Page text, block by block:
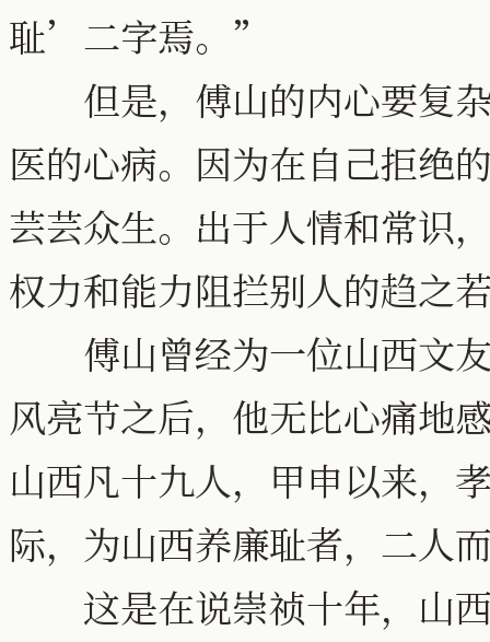
耻’二字焉。”
但是，傅山的内心要复杂
医的心病。因为在自己拒绝
芸芸众生。出于人情和常识
权力和能力阻拦别人的趋之
傅山曾经为一位山西文友
风亮节之后，他无比心痛地
山西凡十九人，甲申以来，
际，为山西养廉耻者，二人
这是在说崇祯十年，山西